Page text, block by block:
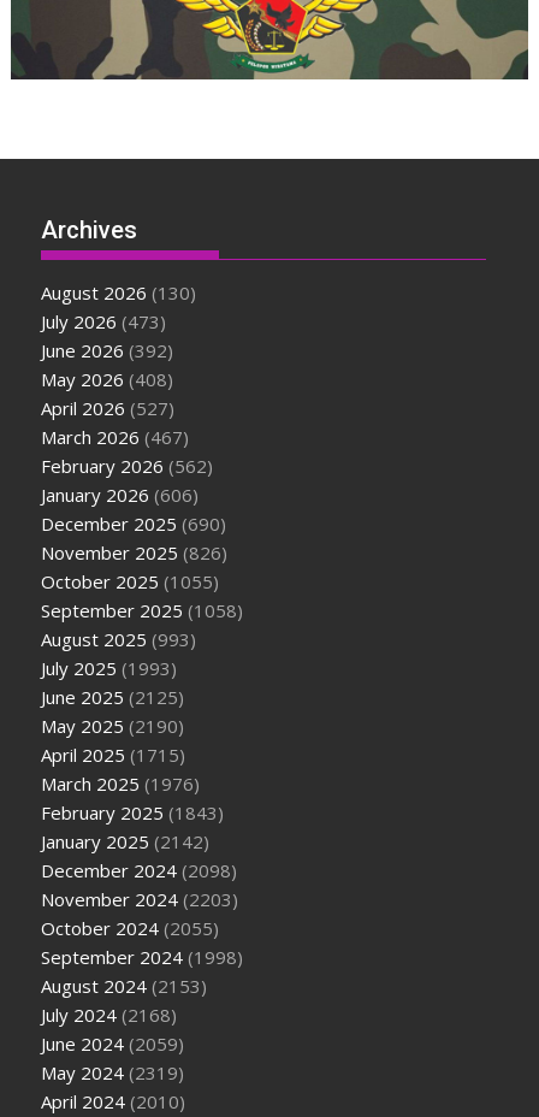
Archives
August 2026 (130)
July 2026 (473)
June 2026 (392)
May 2026 (408)
April 2026 (527)
March 2026 (467)
February 2026 (562)
January 2026 (606)
December 2025 (690)
November 2025 (826)
October 2025 (1055)
September 2025 (1058)
August 2025 (993)
July 2025 (1993)
June 2025 (2125)
May 2025 (2190)
April 2025 (1715)
March 2025 (1976)
February 2025 (1843)
January 2025 (2142)
December 2024 (2098)
November 2024 (2203)
October 2024 (2055)
September 2024 (1998)
August 2024 (2153)
July 2024 (2168)
June 2024 (2059)
May 2024 (2319)
April 2024 (2010)